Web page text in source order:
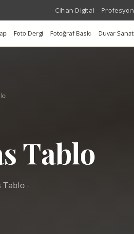
Cihan Digital –
Foto Dergi Fotoğraf Baskı Duvar Sanatı
Tablo
Tablo -